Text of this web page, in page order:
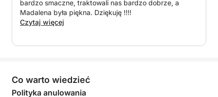
nasi towarzysze przygód będą mogli w spokoju
cieszyć się obsługa otwartego baru.
ograniczona!
bardzo smaczne, traktowali nas bardzo dobrze, a
Madalena była piękna. Dziękuję !!!!
Czytaj więcej
Co warto wiedzieć
Polityka anulowania